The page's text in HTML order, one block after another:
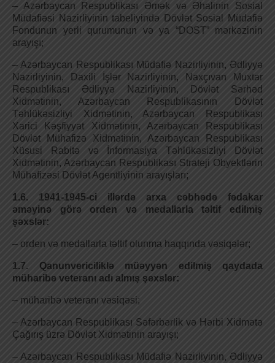
– Azərbaycan Respublikası Әmək və Әhalinin Sosial
Müdafiəsi Nazirliyinin tabeliyində Dövlət Sosial Müdafiə
Fondunun yerli qurumunun və ya “DOST” mərkəzinin
arayışı;
– Azərbaycan Respublikası Müdafiə Nazirliyinin, Әdliyyə
Nazirliyinin, Daxili İşlər Nazirliyinin, Naxçıvan Muxtar
Respublikası Әdliyyə Nazirliyinin, Dövlət Sərhəd
Xidmətinin, Azərbaycan Respublikasının Dövlət
Təhlükəsizliyi Xidmətinin, Azərbaycan Respublikası
Xarici Kəşfiyyat Xidmətinin, Azərbaycan Respublikası
Dövlət Mühafizə Xidmətinin, Azərbaycan Respublikası
Xüsusi Rabitə və İnformasiya Təhlükəsizliyi Dövlət
Xidmətinin, Azərbaycan Respublikası Strateji Obyektlərin
Mühafizəsi Dövlət Agentliyinin arayışları;
1.6. 1941-1945-ci illərdə arxa cəbhədə fədakar
əməyinə görə orden və medallarla təltif edilmiş
şəxslər:
– orden və medallarla təltif olunma haqqında vəsiqələr;
1.7. Qanunvericiliklə müəyyən edilmiş qaydada
müharibə veteranı adı almış şəxslər:
– müharibə veteranı vəsiqəsi;
– Azərbaycan Respublikası Səfərbərlik və Hərbi Xidmətə
Çağırış üzrə Dövlət Xidmətinin arayışı;
– Azərbaycan Respublikası Müdafiə Nazirliyinin, Әdliyyə